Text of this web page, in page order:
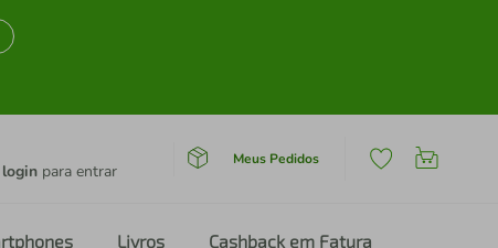
login para entrar
Meus Pedidos
Livros Cashback em Fatura